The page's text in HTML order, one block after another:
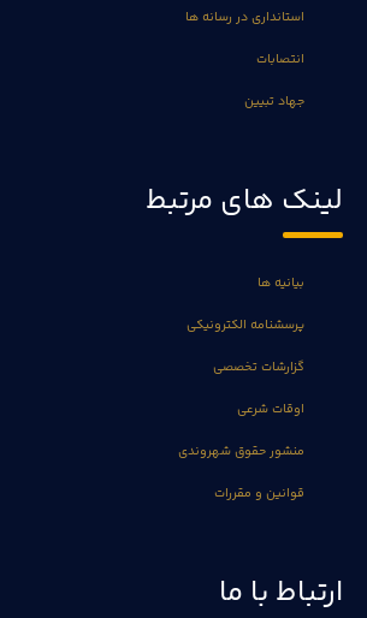
استانداری در رسانه ها
انتصابات
جهاد تبیین
لینک های مرتبط
بیانیه ها
پرسشنامه الکترونیکی
گزارشات تخصصی
اوقات شرعی
منشور حقوق شهروندی
قوانین و مقررات
ارتباط با ما